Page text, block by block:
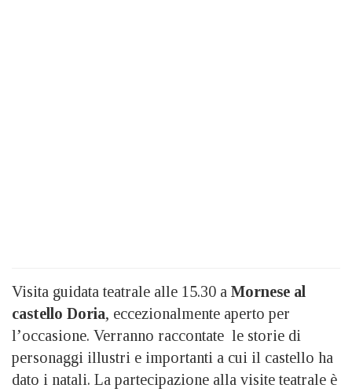
Visita guidata teatrale alle 15.30 a Mornese al
castello Doria, eccezionalmente aperto per
l’occasione. Verranno raccontate le storie di
personaggi illustri e importanti a cui il castello ha
dato i natali. La partecipazione alla visite teatrale è